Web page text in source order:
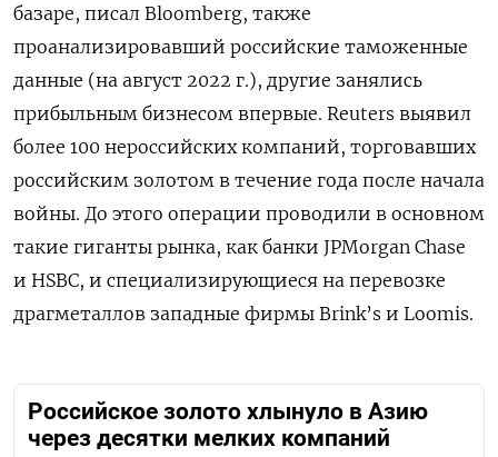
базаре, писал Bloomberg, также
проанализировавший российские таможенные
данные (на август 2022 г.), другие занялись
прибыльным бизнесом впервые. Reuters выявил
более 100 нероссийских компаний, торговавших
российским золотом в течение года после начала
войны. До этого операции проводили в основном
такие гиганты рынка, как банки JPMorgan Chase
и HSBC, и специализирующиеся на перевозке
драгметаллов западные фирмы Brink’s и Loomis.
Российское золото хлынуло в Азию
через десятки мелких компаний